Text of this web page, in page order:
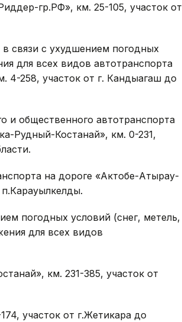
гр.РФ», км. 25-105, участок от
связи с ухудшением погодных
для всех видов автотранспорта
4-258, участок от г. Кандыагаш до
и общественного автотранспорта
Рудный-Костанай», км. 0-231,
на дороге «Актобе-Атырау-
погодных условий (снег, метель,
для всех видов
км. 231-385, участок от
участок от г.Жетикара до